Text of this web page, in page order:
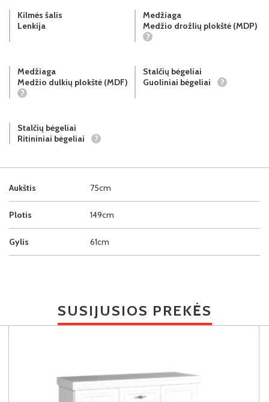
Aukštis 75cm
Plotis 149cm
Gylis 61cm
Kilmės šalis
Lenkija
Medžiaga
Medžio drožlių plokštė (MDP)
?
Medžiaga
Medžio dulkių plokštė (MDF)
?
Stalčių bėgeliai
Guoliniai bėgeliai
?
Stalčių bėgeliai
Ritininiai bėgeliai
?
SUSIJUSIOS PREKĖS